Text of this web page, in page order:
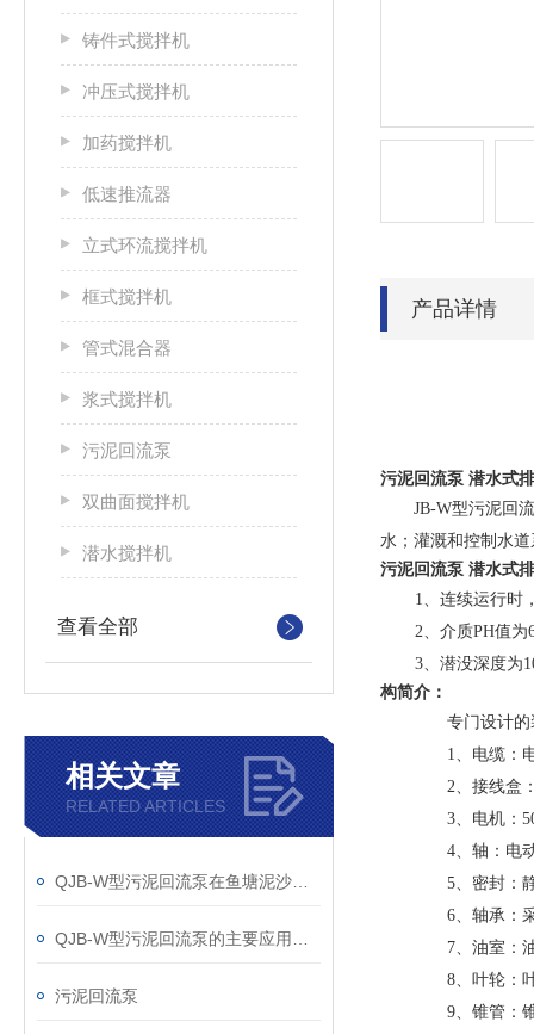
铸件式搅拌机
冲压式搅拌机
加药搅拌机
低速推流器
立式环流搅拌机
框式搅拌机
管式混合器
浆式搅拌机
污泥回流泵
双曲面搅拌机
潜水搅拌机
查看全部
相关文章
RELATED ARTICLES
污泥回流泵
产品详情
污泥回流泵 潜水式
JB-W型污泥回
水；灌溉和控制水
污泥回流泵 潜水式
1、 连续运行时
2、 介质PH值为
3、潜没深度为
构简介：
专门设计
1、电缆：
2、接线盒
3、电机：
4、轴：电
5、密封：
6、轴承：
7、油室：
8、叶轮：
9、锥管：